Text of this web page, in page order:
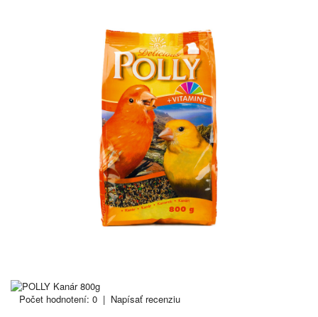
Počet hodnotení: 0 | Napísať recenziu